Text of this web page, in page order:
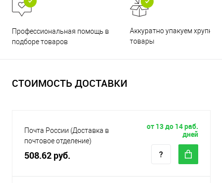
Профессиональная помощь в
подборе товаров
Аккуратно упакуем хрупкие
товары
СТОИМОСТЬ ДОСТАВКИ
Почта России (Доставка в
почтовое отделение)
508.62 руб.
от 13 до 14 раб.
дней